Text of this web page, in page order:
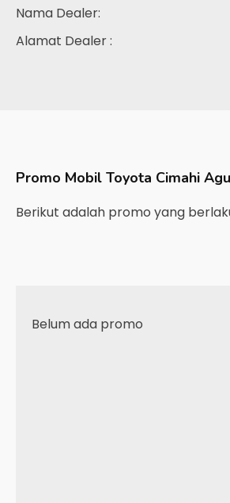
Nama Dealer:
Alamat Dealer :
Promo Mobil Toyota Cimahi
Berikut adalah promo yang
Belum ada promo